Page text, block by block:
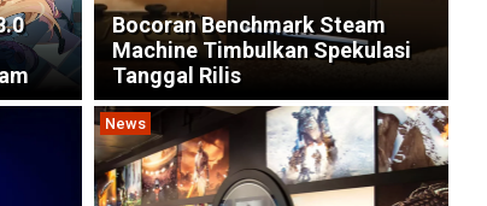
Bocoran Benchmark Steam
Machine Timbulkan Spekulasi
Tanggal Rilis
News